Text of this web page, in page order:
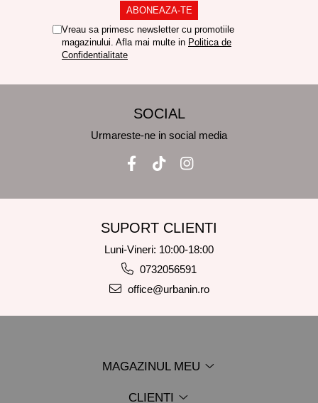
Vreau sa primesc newsletter cu promotiile
magazinului. Afla mai multe in Politica de
Confidentialitate
SOCIAL
Urmareste-ne in social media
SUPORT CLIENTI
Luni-Vineri: 10:00-18:00
0732056591
office@urbanin.ro
MAGAZINUL MEU
CLIENTI